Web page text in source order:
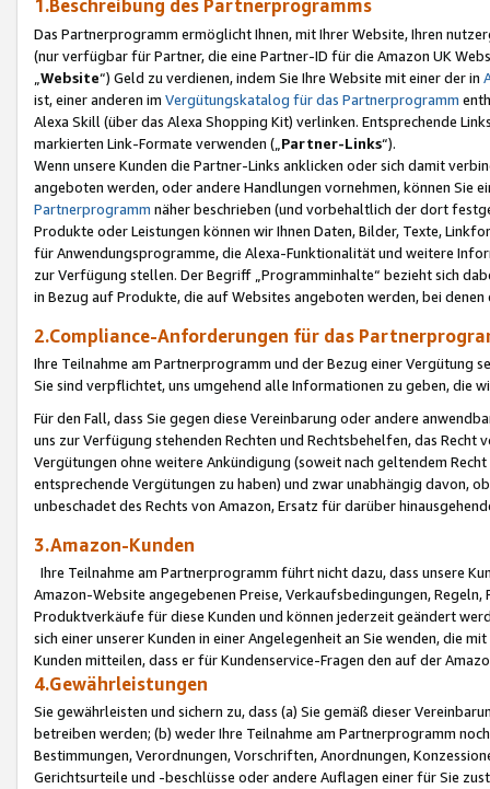
1.Beschreibung des Partnerprogramms
Das Partnerprogramm ermöglicht Ihnen, mit Ihrer Website, Ihren
(nur verfügbar für Partner, die eine Partner-ID für die Amazon UK
Website“) Geld zu verdienen, indem Sie Ihre Website mit einer der in
ist, einer anderen im Vergütungskatalog für das Partnerprogramm
Alexa Skill (über das Alexa Shopping Kit) verlinken. Entsprechende
markierten Link-Formate verwenden („ Partner-Links“).
Wenn unsere Kunden die Partner-Links anklicken oder sich damit
angeboten werden, oder andere Handlungen vornehmen, können Sie
Partnerprogramm näher beschrieben (und vorbehaltlich der dort
Produkte oder Leistungen können wir Ihnen Daten, Bilder, Texte,
für Anwendungsprogramme, die Alexa-Funktionalität und weitere
zur Verfügung stellen. Der Begriff „Programminhalte“ bezieht sich
in Bezug auf Produkte, die auf Websites angeboten werden, bei
2.Compliance-Anforderungen für das
Ihre Teilnahme am Partnerprogramm und der Bezug einer Vergütung
Sie sind verpflichtet, uns umgehend alle Informationen zu geben, die
Für den Fall, dass Sie gegen diese Vereinbarung oder andere
uns zur Verfügung stehenden Rechten und Rechtsbehelfen, das
Vergütungen ohne weitere Ankündigung (soweit nach geltendem
entsprechende Vergütungen zu haben) und zwar unabhängig davon,
unbeschadet des Rechts von Amazon, Ersatz für darüber
3.Amazon-Kunden
Ihre Teilnahme am Partnerprogramm führt nicht dazu, dass unsere
Amazon-Website angegebenen Preise, Verkaufsbedingungen,
Produktverkäufe für diese Kunden und können jederzeit geändert
sich einer unserer Kunden in einer Angelegenheit an Sie wenden, die
Kunden mitteilen, dass er für Kundenservice-Fragen den auf der
4.Gewährleistungen
Sie gewährleisten und sichern zu, dass (a) Sie gemäß dieser
betreiben werden; (b) weder Ihre Teilnahme am Partnerprogramm
Bestimmungen, Verordnungen, Vorschriften, Anordnungen,
Gerichtsurteile und -beschlüsse oder andere Auflagen einer für Sie